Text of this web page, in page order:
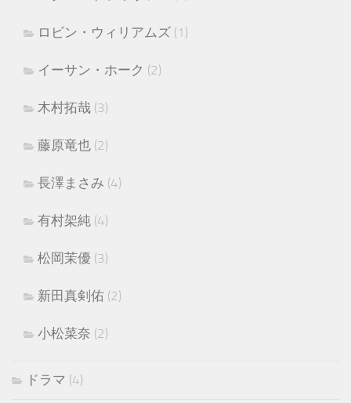
ロビン・ウィリアムズ (1)
イーサン・ホーク (2)
木村拓哉 (3)
藤原竜也 (2)
長澤まさみ (4)
有村架純 (4)
松岡茉優 (3)
新田真剣佑 (2)
小松菜奈 (2)
ドラマ (4)